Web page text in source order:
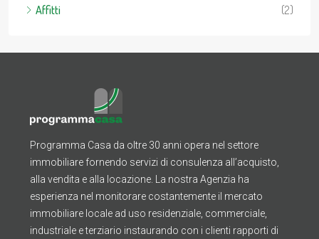
Affitti
(2)
Programma Casa da oltre 30 anni opera nel settore
immobiliare fornendo servizi di consulenza all’acquisto,
alla vendita e alla locazione. La nostra Agenzia ha
esperienza nel monitorare costantemente il mercato
immobiliare locale ad uso residenziale, commerciale,
industriale e terziario instaurando con i clienti rapporti di